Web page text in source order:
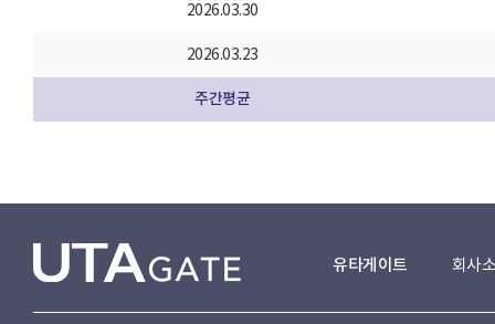
2026.03.30
2026.03.23
주간평균
유타게이트 회사